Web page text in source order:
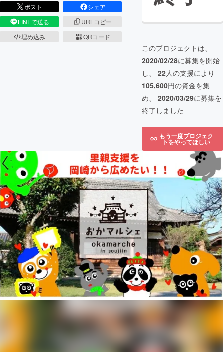
ポスト
シェア
LINEで送る
URLコピー
埋め込み
QRコード
このプロジェクトは、
2020/02/28に募集を開始
し、 22人の支援により
105,600円の資金を集
め、 2020/03/29に募集を
終了しました
もう一度プロジェク
トをやってほしい